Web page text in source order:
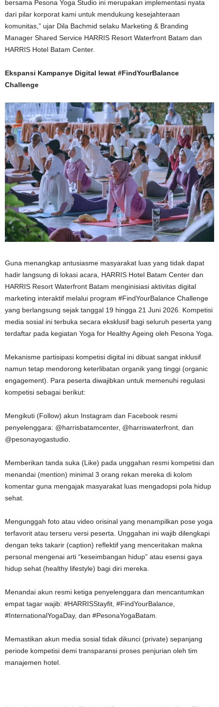
bersama Pesona Yoga Studio ini merupakan implementasi nyata
dari pilar korporat kami untuk mendukung kesejahteraan
komunitas,” ujar Dila Bachmid selaku Marketing & Branding
Manager Shared Service HARRIS Resort Waterfront Batam dan
HARRIS Hotel Batam Center.
Ekspansi Kampanye Digital lewat #FindYourBalance
Challenge
Guna menangkap antusiasme masyarakat luas yang tidak dapat
hadir langsung di lokasi acara, HARRIS Hotel Batam Center dan
HARRIS Resort Waterfront Batam menginisiasi aktivitas digital
marketing interaktif melalui program #FindYourBalance Challenge
yang berlangsung sejak tanggal 19 hingga 21 Juni 2026. Kompetisi
media sosial ini terbuka secara eksklusif bagi seluruh peserta yang
terdaftar pada kegiatan Yoga for Healthy Ageing oleh Pesona Yoga.
Mekanisme partisipasi kompetisi digital ini dibuat sangat inklusif
namun tetap mendorong keterlibatan organik yang tinggi (organic
engagement). Para peserta diwajibkan untuk memenuhi regulasi
kompetisi sebagai berikut:
Mengikuti (Follow) akun Instagram dan Facebook resmi
penyelenggara: @harrisbatamcenter, @harriswaterfront, dan
@pesonayogastudio.
Memberikan tanda suka (Like) pada unggahan resmi kompetisi dan
menandai (mention) minimal 3 orang rekan mereka di kolom
komentar guna mengajak masyarakat luas mengadopsi pola hidup
sehat.
Mengunggah foto atau video orisinal yang menampilkan pose yoga
terfavorit atau terseru versi peserta. Unggahan ini wajib dilengkapi
dengan teks takarir (caption) reflektif yang menceritakan makna
personal mengenai arti “keseimbangan hidup” atau esensi gaya
hidup sehat (healthy lifestyle) bagi diri mereka.
Menandai akun resmi ketiga penyelenggara dan mencantumkan
empat tagar wajib: #HARRISStayfit, #FindYourBalance,
#InternationalYogaDay, dan #PesonaYogaBatam.
Memastikan akun media sosial tidak dikunci (private) sepanjang
periode kompetisi demi transparansi proses penjurian oleh tim
manajemen hotel.